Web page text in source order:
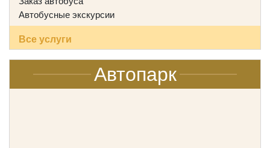
Автобусные экскурсии
Все услуги
Автопарк